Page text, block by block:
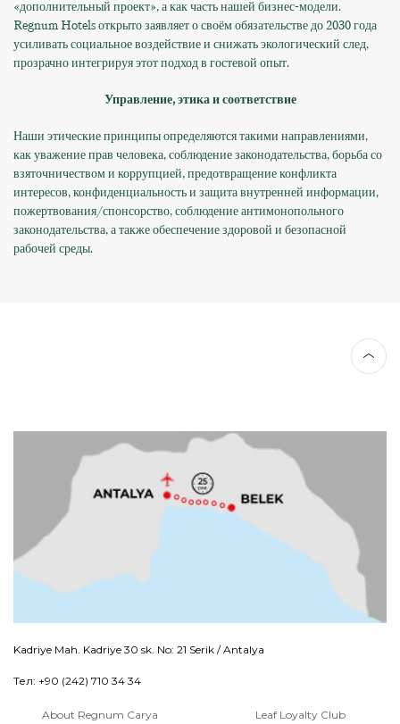
«дополнительный проект», а как часть нашей бизнес-модели.
Regnum Hotels открыто заявляет о своём обязательстве до 2030 года
усиливать социальное воздействие и снижать экологический след,
прозрачно интегрируя этот подход в гостевой опыт.
Управление, этика и соответствие
Наши этические принципы определяются такими направлениями,
как уважение прав человека, соблюдение законодательства, борьба со
взяточничеством и коррупцией, предотвращение конфликта
интересов, конфиденциальность и защита внутренней информации,
пожертвования/спонсорство, соблюдение антимонопольного
законодательства, а также обеспечение здоровой и безопасной
рабочей среды.
Kadriye Mah. Kadriye 30 sk. No: 21 Serik / Antalya
Тел: +90 (242) 710 34 34
About Regnum Carya
Leaf Loyalty Club